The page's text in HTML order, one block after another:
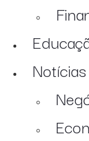
Notícias